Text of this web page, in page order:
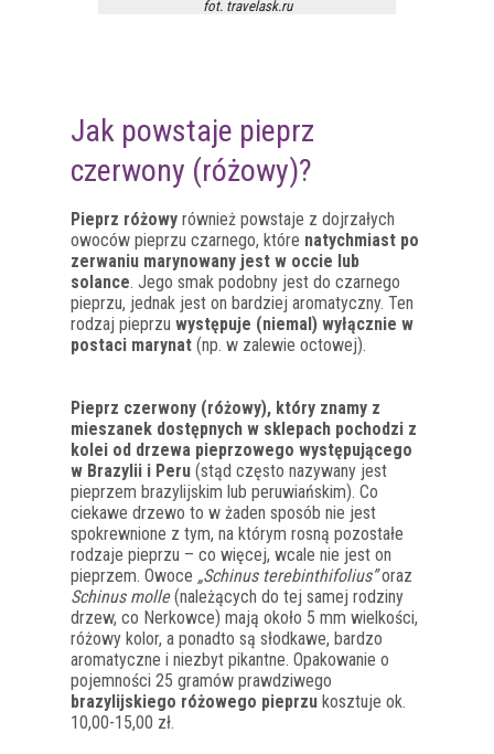
fot. travelask.ru
Jak powstaje pieprz
czerwony (różowy)?
Pieprz różowy również powstaje z dojrzałych
owoców pieprzu czarnego, które natychmiast po
zerwaniu marynowany jest w occie lub
solance. Jego smak podobny jest do czarnego
pieprzu, jednak jest on bardziej aromatyczny. Ten
rodzaj pieprzu występuje (niemal) wyłącznie w
postaci marynat (np. w zalewie octowej).
Pieprz czerwony (różowy), który znamy z
mieszanek dostępnych w sklepach pochodzi z
kolei od drzewa pieprzowego występującego
w Brazylii i Peru (stąd często nazywany jest
pieprzem brazylijskim lub peruwiańskim). Co
ciekawe drzewo to w żaden sposób nie jest
spokrewnione z tym, na którym rosną pozostałe
rodzaje pieprzu – co więcej, wcale nie jest on
pieprzem. Owoce „Schinus terebinthifolius”oraz
Schinus molle(należących do tej samej rodziny
drzew, co Nerkowce) mają około 5 mm wielkości,
różowy kolor, a ponadto są słodkawe, bardzo
aromatyczne i niezbyt pikantne. Opakowanie o
pojemności 25 gramów prawdziwego
brazylijskiego różowego pieprzu kosztuje ok.
10,00-15,00 zł.